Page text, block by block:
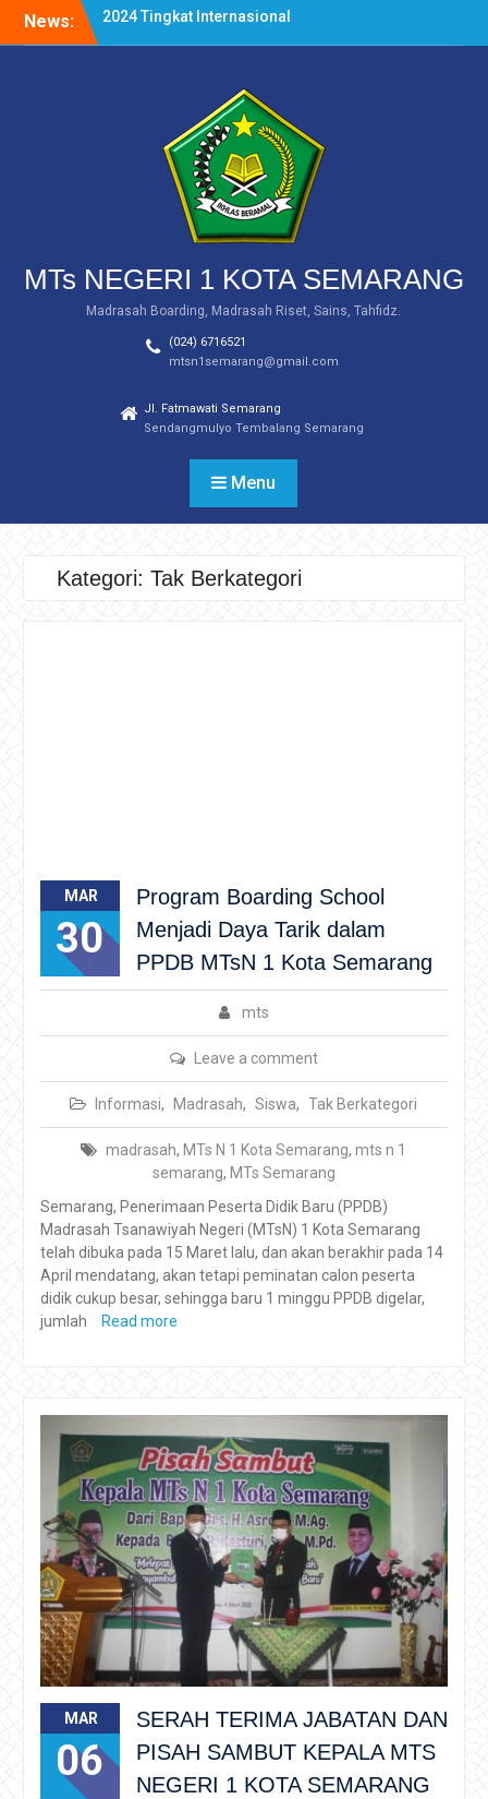
News:
PEMBERITAHUAN
(INFORMASI SERAGAM)
Semarang Raih Tiga
Medali dalam Salatiga
Open III Taekwondo
Championship 2024
MTs Negeri 1 Kota
Semarang Raih Medali
Emas dalam Ajang WICE
2024 Tingkat Internasional
MTs NEGERI 1 KOTA SEMARANG
Madrasah Boarding, Madrasah Riset, Sains, Tahfidz.
(024) 6716521
mtsn1semarang@gmail.com
Jl. Fatmawati Semarang
Sendangmulyo Tembalang Semarang
Menu
Kategori: Tak Berkategori
MAR
30
Program Boarding School
Menjadi Daya Tarik dalam
PPDB MTsN 1 Kota Semarang
mts
Leave a comment
Informasi, Madrasah, Siswa, Tak Berkategori
madrasah,MTs N 1 Kota Semarang,mts n 1
semarang, MTs Semarang
Semarang, Penerimaan Peserta Didik Baru (PPDB)
Madrasah Tsanawiyah Negeri (MTsN) 1 Kota Semarang
telah dibuka pada 15 Maret lalu, dan akan berakhir pada 14
April mendatang, akan tetapi peminatan calon peserta
didik cukup besar, sehingga baru 1 minggu PPDB digelar,
jumlah
Read more
MAR
06
SERAH TERIMA JABATAN DAN
PISAH SAMBUT KEPALA MTS
NEGERI 1 KOTA SEMARANG